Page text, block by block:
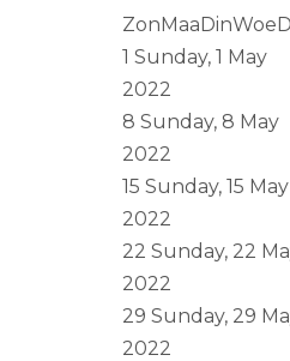
ZonMaaDinWoe
1 Sunday, 1 May
2022
8 Sunday, 8 May
2022
15 Sunday, 15 May
2022
22 Sunday, 22
2022
29 Sunday, 29
2022